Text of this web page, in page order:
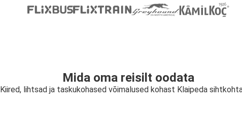
Mida oma reisilt oodata
Kiired, lihtsad ja taskukohased võimalused kohast Klaipeda